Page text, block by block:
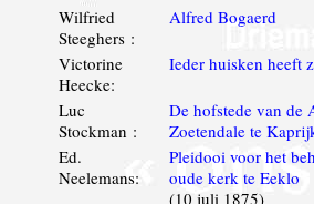
Wilfried
Steeghers :
Alfred Bogaerd
Victorine
Heecke:
Ieder huisken heeft
Luc
Stockman :
De hofstede van de
Zoetendale te
Ed.
Neelemans:
Pleidooi voor het
oude kerk te Eeklo
(10 juli 1875)